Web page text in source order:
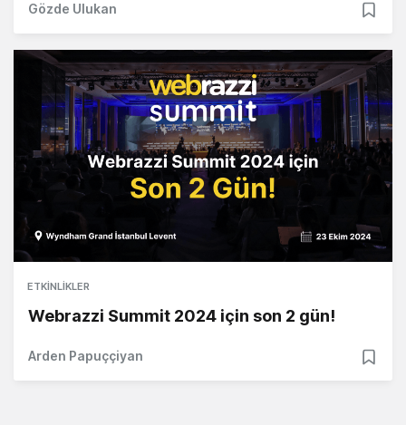
Gözde Ulukan
ETKINLIKLER
Webrazzi Summit 2024 için son 2 gün!
Arden Papuççiyan